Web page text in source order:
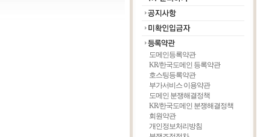
도메인등록약관
KR/한국도메인 등록약관
호스팅등록약관
부가서비스 이용약관
도메인 분쟁해결정책
KR/한국도메인 분쟁해결정책
회원약관
개인정보처리방침